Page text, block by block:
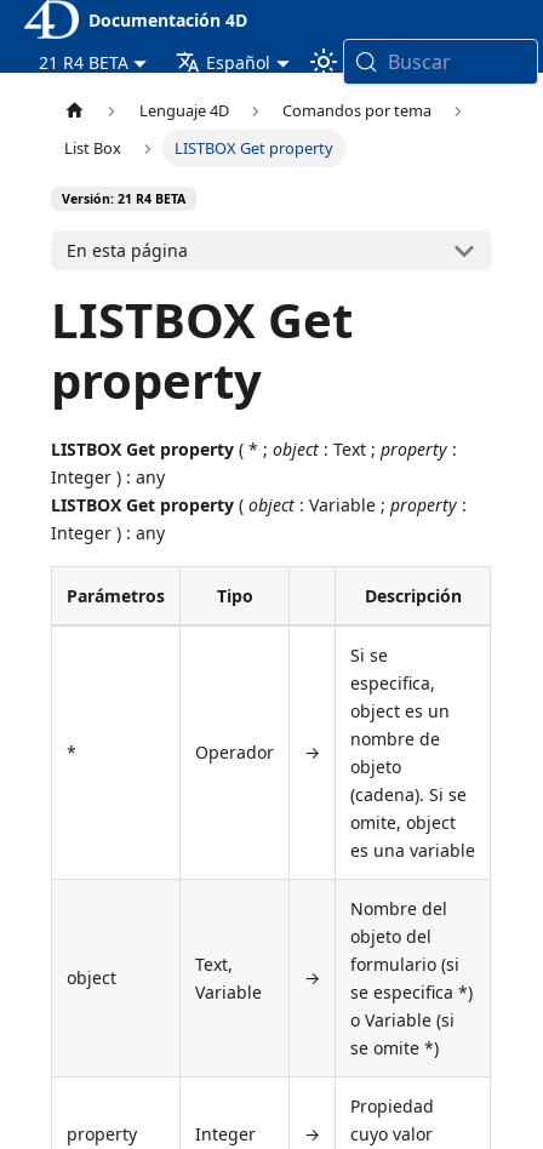
Documentación 4D
21 R4 BETA
Español Buscar
Lenguaje 4D
Comandos por tema
List Box
LISTBOX Get property
Versión: 21 R4 BETA
En esta página
LISTBOX Get
property
LISTBOX Get property ( * ;object : Text ;property :
Integer ) : any
LISTBOX Get property (object : Variable ;property :
Integer ) : any
Parámetros Tipo Descripción
* Operador →
Si se
especifica,
object es un
nombre de
objeto
(cadena). Si se
omite, object
es una variable
object
Text,
Variable
→
Nombre del
objeto del
formulario (si
se especifica *)
o Variable (si
se omite *)
property Integer →
Propiedad
cuyo valor